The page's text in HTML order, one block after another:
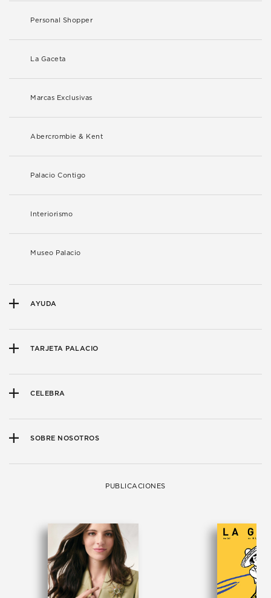
Personal Shopper
La Gaceta
Marcas Exclusivas
Abercrombie & Kent
Palacio Contigo
Interiorismo
Museo Palacio
AYUDA
TARJETA PALACIO
CELEBRA
SOBRE NOSOTROS
PUBLICACIONES